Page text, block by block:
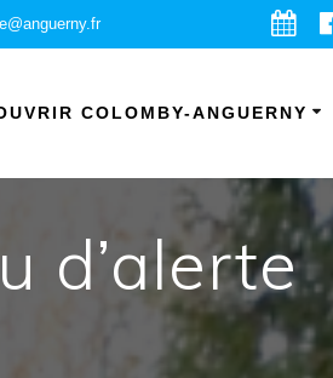
COLOMBY-ANGUERNY
d’alerte